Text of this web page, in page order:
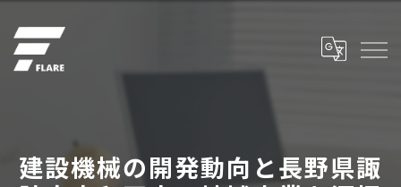
建設機械の開発動向と長野県諏